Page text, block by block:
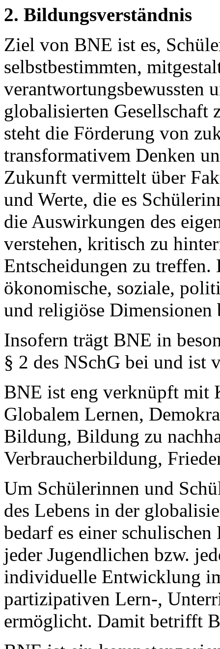
2. Bildungsverständnis
Ziel von BNE ist es,
selbstbestimmten,
verantwortungsbewussten
globalisierten Gesellschaft
steht die Förderung von
transformativem Denken
Zukunft vermittelt über
und Werte, die es
die Auswirkungen des
verstehen, kritisch zu
Entscheidungen zu
ökonomische, soziale,
und religiöse Dimensionen
Insofern trägt BNE in
§ 2 des NSchG bei und ist
BNE ist eng verknüpft mit
Globalem Lernen,
Bildung, Bildung zu
Verbraucherbildung,
Um Schülerinnen und
des Lebens in der
bedarf es einer
jeder Jugendlichen bzw.
individuelle Entwicklung
partizipativen Lern-,
ermöglicht. Damit betrifft